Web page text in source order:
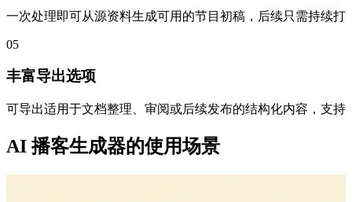
一次处理即可从源资料生成可用的节目初稿，后续只需持续打
05
丰富导出选项
可导出适用于文档整理、审阅或后续发布的结构化内容，支持
AI 播客生成器的使用场景